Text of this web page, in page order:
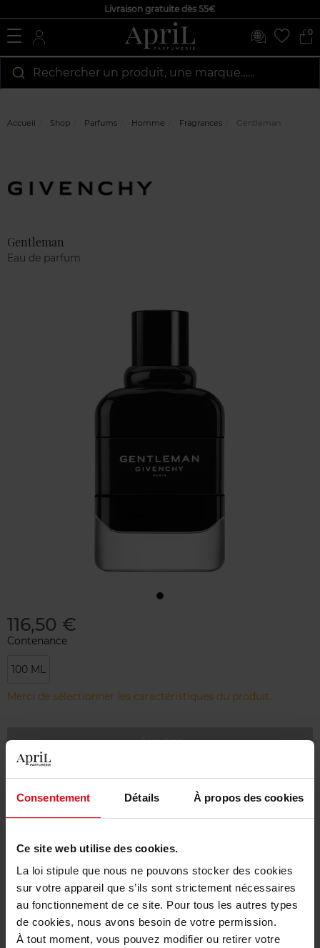
Consentement Détails À propos des cookies
Ce site web utilise des cookies.
La loi stipule que nous ne pouvons stocker des cookies
sur votre appareil que s’ils sont strictement nécessaires
au fonctionnement de ce site. Pour tous les autres types
de cookies, nous avons besoin de votre permission.
À tout moment, vous pouvez modifier ou retirer votre
Livraison gratuite dès 55€
0
Rechercher un produit, une marque…...
Accueil Shop Parfums Homme Fragrances Gentleman
Gentleman
Eau de parfum
116,50 €
Contenance
100 ML
Merci de sélectionner les caractéristiques du produit.
Ajouter
Livraison gratuite à partir de 55€
Retour gratuit dans votre magasin
Description